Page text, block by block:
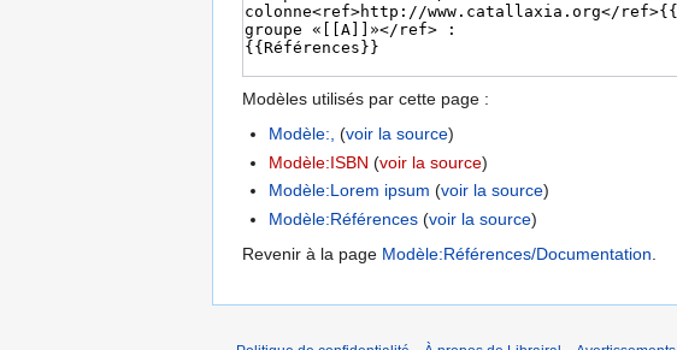
Modèles utilisés par cette page :
Modèle:, (voir la source)
Modèle:ISBN (voir la source)
Modèle:Lorem ipsum (voir la source)
Modèle:Références (voir la source)
Revenir à la page Modèle:Références/Documentation